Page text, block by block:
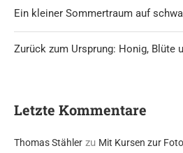
Ein kleiner Sommertraum auf
Zurück zum Ursprung: Honig, Blüte
Letzte Kommentare
Thomas Stähler zu Mit Kursen zur